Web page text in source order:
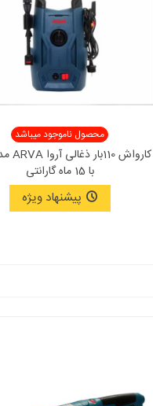
محصول ناموجود میباشد
با 15 ماه گارانتی
پیشنهاد ویژه